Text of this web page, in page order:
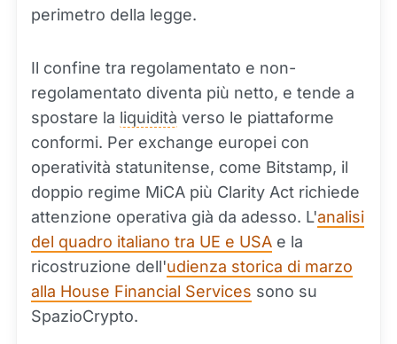
perimetro della legge.
Il confine tra regolamentato e non-
regolamentato diventa più netto, e tende a
spostare la liquidità verso le piattaforme
conformi. Per exchange europei con
operatività statunitense, come Bitstamp, il
doppio regime MiCA più Clarity Act richiede
attenzione operativa già da adesso. L'analisi
del quadro italiano tra UE e USA e la
ricostruzione dell'udienza storica di marzo
alla House Financial Services sono su
SpazioCrypto.